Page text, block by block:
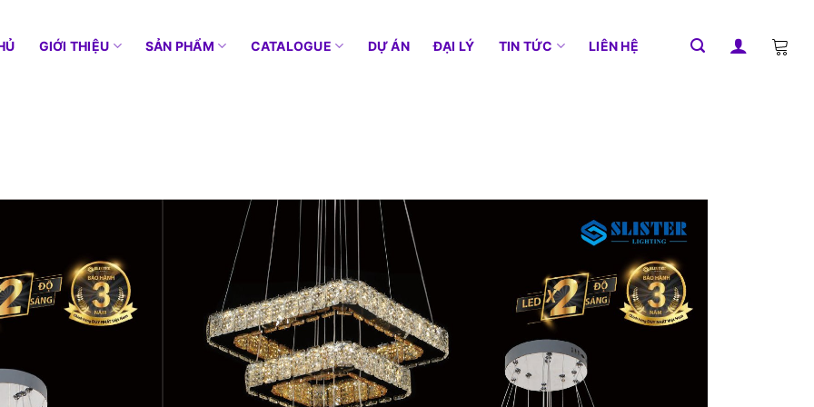
GIỚI THIỆU SẢN PHẨM CATALOGUE DỰ ÁN ĐẠI LÝ TIN TỨC LIÊN HỆ